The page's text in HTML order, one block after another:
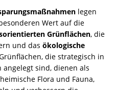
legen
Wert auf die
Grünflächen, die
und das ökologische
die strategisch in
angelegt sind, dienen als
Flora und Fauna,